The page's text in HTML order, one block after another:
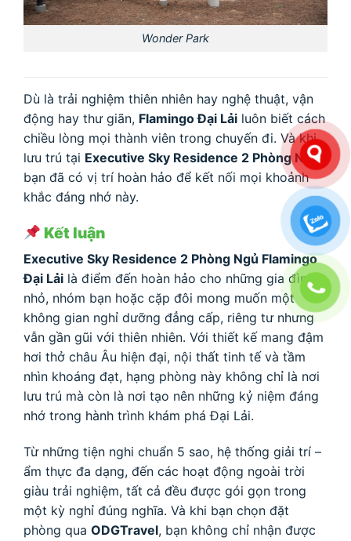
Wonder Park
Dù là trải nghiệm thiên nhiên hay nghệ thuật, vận
động hay thư giãn, Flamingo Đại Lải luôn biết cách
chiều lòng mọi thành viên trong chuyến đi. Và khi
lưu trú tại Executive Sky Residence 2 Phòng Ngủ,
bạn đã có vị trí hoàn hảo để kết nối mọi khoảnh
khắc đáng nhớ này.
Kết luận
Executive Sky Residence 2 Phòng Ngủ Flamingo
Đại Lải là điểm đến hoàn hảo cho những gia đình
nhỏ, nhóm bạn hoặc cặp đôi mong muốn một
không gian nghỉ dưỡng đẳng cấp, riêng tư nhưng
vẫn gần gũi với thiên nhiên. Với thiết kế mang đậm
hơi thở châu Âu hiện đại, nội thất tinh tế và tầm
nhìn khoáng đạt, hạng phòng này không chỉ là nơi
lưu trú mà còn là nơi tạo nên những kỷ niệm đáng
nhớ trong hành trình khám phá Đại Lải.
Từ những tiện nghi chuẩn 5 sao, hệ thống giải trí –
ẩm thực đa dạng, đến các hoạt động ngoài trời
giàu trải nghiệm, tất cả đều được gói gọn trong
một kỳ nghỉ đúng nghĩa. Và khi bạn chọn đặt
phòng qua ODGTravel, bạn không chỉ nhận được